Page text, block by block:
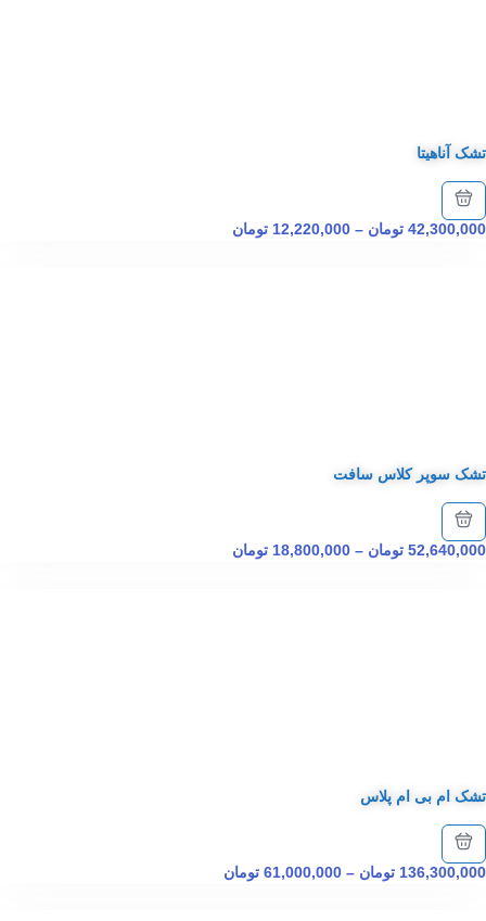
تشک آناهیتا
42,300,000 تومان –
12,220,000 تومان
تشک سوپر کلاس سافت
52,640,000 تومان –
18,800,000 تومان
تشک ام بی ام پلاس
136,300,000 تومان –
61,000,000 تومان